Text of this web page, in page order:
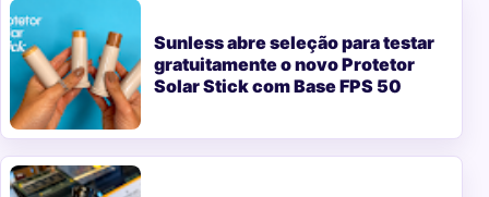
Sunless abre seleção para testar
gratuitamente o novo Protetor
Solar Stick com Base FPS 50